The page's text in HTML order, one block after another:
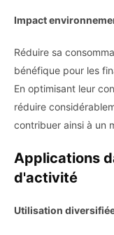
Impact
Réduire sa
bénéfique pour les
En optimisant leur
réduire
contribuer ainsi à un
Applications
d'activité
Utilisation